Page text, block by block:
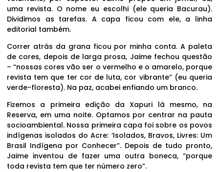
uma revista. O nome eu escolhi (ele queria Bacurau).
Dividimos as tarefas. A capa ficou com ele, a linha
editorial também.
Correr atrás da grana ficou por minha conta. A paleta
de cores, depois de larga prosa, Jaime fechou questão
– “nossas cores vão ser o vermelho e o amarelo, porque
revista tem que ter cor de luta, cor vibrante” (eu queria
verde-floresta). Na paz, acabei enfiando um branco.
Fizemos a primeira edição da Xapuri lá mesmo, na
Reserva, em uma noite. Optamos por centrar na pauta
socioambiental. Nossa primeira capa foi sobre os povos
indígenas isolados do Acre: ‘Isolados, Bravos, Livres: Um
Brasil Indígena por Conhecer”. Depois de tudo pronto,
Jaime inventou de fazer uma outra boneca, “porque
toda revista tem que ter número zero”.